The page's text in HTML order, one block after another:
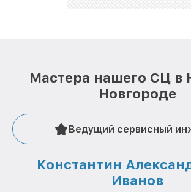
Мастера нашего СЦ в
Новгороде
Ведущий сервисный
Константин
Иванов